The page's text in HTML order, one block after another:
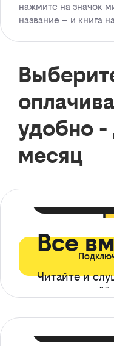
нажмите на значок
название – и книга
удобно -
месяц
Все
Читайте и
ограничений*